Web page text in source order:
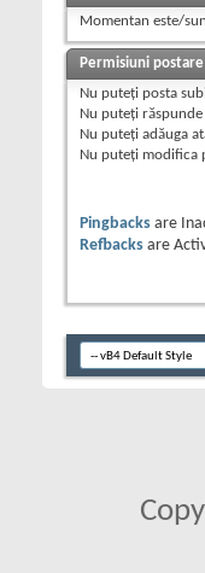
Momentan este/
Permisiuni postare
Nu puteţi posta
Nu puteţi
Nu puteţi adăuga
Nu puteţi modifica
Pingbacks are
Refbacks are